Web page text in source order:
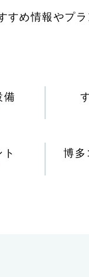
すめ情報やプラ
備
ト 博多